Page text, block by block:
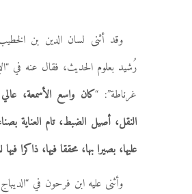
وقد أثنى لسان الدين بن
رُشيد بعلوم الحديث، فقال عنه في
غرناطة”: “كان واسع الأسمعة،
النقل، أصيل الضبط، تام العناية
عليها، بصيرا بها، محققا فيها، ذاكرا
وأثنى عليه ابن فرحون في